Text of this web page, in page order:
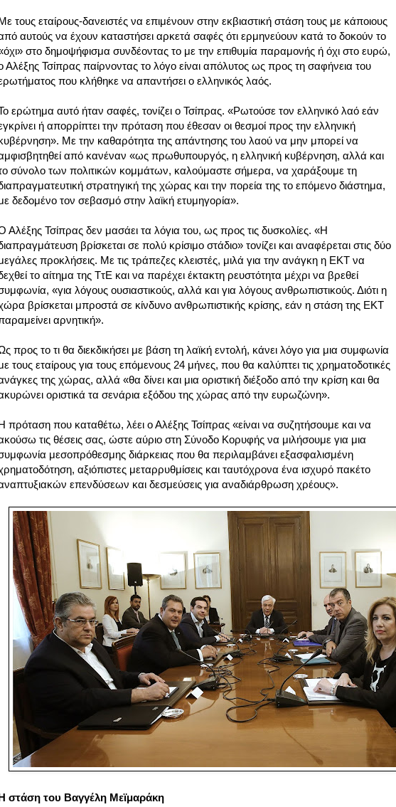
Με τους εταίρους-δανειστές να επιμένουν στην εκβιαστική στάση τους με κάποιους
αυτούς να έχουν καταστήσει αρκετά σαφές ότι ερμηνεύουν κατά το δοκούν το
στο δημοψήφισμα συνδέοντας το με την επιθυμία παραμονής ή όχι στο ευρώ,
Αλέξης Τσίπρας παίρνοντας το λόγο είναι απόλυτος ως προς τη σαφήνεια του
που κλήθηκε να απαντήσει ο ελληνικός λαός.
ερώτημα αυτό ήταν σαφές, τονίζει ο Τσίπρας. «Ρωτούσε τον ελληνικό λαό εάν
ή απορρίπτει την πρόταση που έθεσαν οι θεσμοί προς την ελληνική
Με την καθαρότητα της απάντησης του λαού να μην μπορεί να
από κανέναν «ως πρωθυπουργός, η ελληνική κυβέρνηση, αλλά και
σύνολο των πολιτικών κομμάτων, καλούμαστε σήμερα, να χαράξουμε τη
στρατηγική της χώρας και την πορεία της το επόμενο διάστημα,
δεδομένο τον σεβασμό στην λαϊκή ετυμηγορία».
Αλέξης Τσίπρας δεν μασάει τα λόγια του, ως προς τις δυσκολίες. «Η
βρίσκεται σε πολύ κρίσιμο στάδιο» τονίζει και αναφέρεται στις δύο
προκλήσεις. Με τις τράπεζες κλειστές, μιλά για την ανάγκη η ΕΚΤ να
το αίτημα της ΤτΕ και να παρέχει έκτακτη ρευστότητα μέχρι να βρεθεί
«για λόγους ουσιαστικούς, αλλά και για λόγους ανθρωπιστικούς. Διότι η
βρίσκεται μπροστά σε κίνδυνο ανθρωπιστικής κρίσης, εάν η στάση της ΕΚΤ
αρνητική».
προς το τι θα διεκδικήσει με βάση τη λαϊκή εντολή, κάνει λόγο για μια συμφωνία
τους εταίρους για τους επόμενους 24 μήνες, που θα καλύπτει τις χρηματοδοτικές
της χώρας, αλλά «θα δίνει και μια οριστική διέξοδο από την κρίση και θα
οριστικά τα σενάρια εξόδου της χώρας από την ευρωζώνη».
Η πρόταση που καταθέτω, λέει ο Αλέξης Τσίπρας «είναι να συζητήσουμε και να
τις θέσεις σας, ώστε αύριο στη Σύνοδο Κορυφής να μιλήσουμε για μια
μεσοπρόθεσμης διάρκειας που θα περιλαμβάνει εξασφαλισμένη
αξιόπιστες μεταρρυθμίσεις και ταυτόχρονα ένα ισχυρό πακέτο
επενδύσεων και δεσμεύσεις για αναδιάρθρωση χρέους».
Η στάση του Βαγγέλη Μεϊμαράκη